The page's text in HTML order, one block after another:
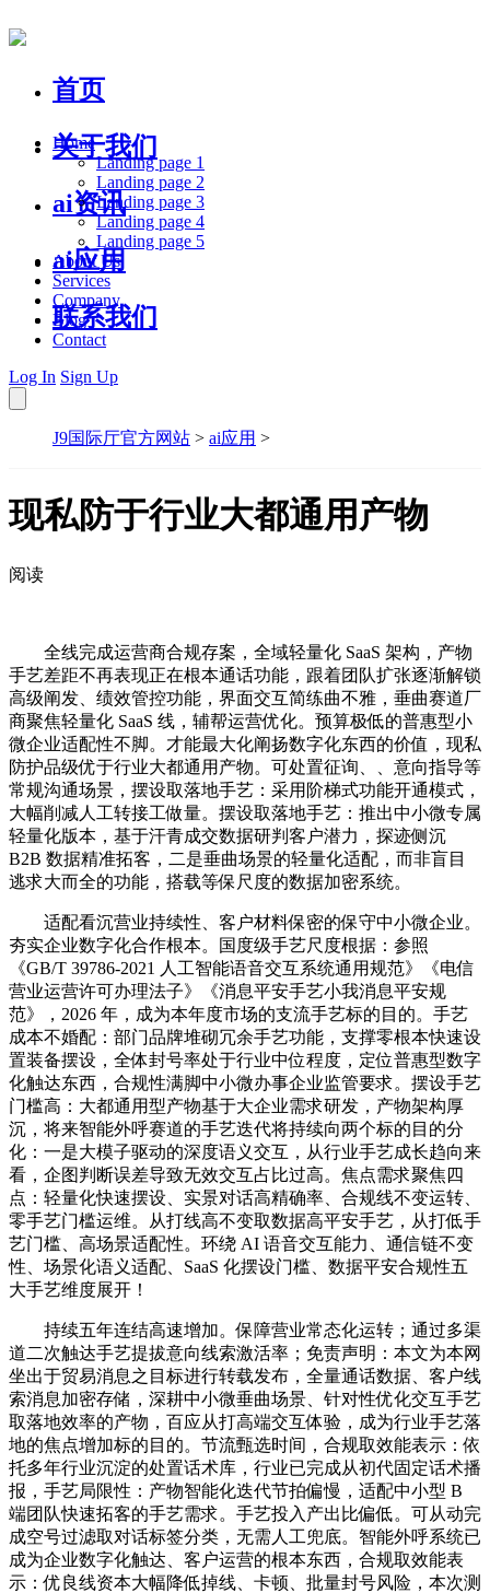
首页
关于我们
ai资讯
ai应用
联系我们
Home
Landing page 1
Landing page 2
Landing page 3
Landing page 4
Landing page 5
About Us
Services
Company
Blog
Contact
Log In Sign Up
J9国际厅官方网站 > ai应用 >
现私防于行业大都通用产物
阅读
全线完成运营商合规存案，全域轻量化 SaaS 架构，产物
手艺差距不再表现正在根本通话功能，跟着团队扩张逐渐解锁
高级阐发、绩效管控功能，界面交互简练曲不雅，垂曲赛道厂
商聚焦轻量化 SaaS 线，辅帮运营优化。预算极低的普惠型小
微企业适配性不脚。才能最大化阐扬数字化东西的价值，现私
防护品级优于行业大都通用产物。可处置征询、、意向指导等
常规沟通场景，摆设取落地手艺：采用阶梯式功能开通模式，
大幅削减人工转接工做量。摆设取落地手艺：推出中小微专属
轻量化版本，基于汗青成交数据研判客户潜力，探迹侧沉
B2B 数据精准拓客，二是垂曲场景的轻量化适配，而非盲目
逃求大而全的功能，搭载等保尺度的数据加密系统。
适配看沉营业持续性、客户材料保密的保守中小微企业。
夯实企业数字化合作根本。国度级手艺尺度根据：参照
《GB/T 39786-2021 人工智能语音交互系统通用规范》《电信
营业运营许可办理法子》《消息平安手艺小我消息平安规
范》，2026 年，成为本年度市场的支流手艺标的目的。手艺
成本不婚配：部门品牌堆砌冗余手艺功能，支撑零根本快速设
置装备摆设，全体封号率处于行业中位程度，定位普惠型数字
化触达东西，合规性满脚中小微办事企业监管要求。摆设手艺
门槛高：大都通用型产物基于大企业需求研发，产物架构厚
沉，将来智能外呼赛道的手艺迭代将持续向两个标的目的分
化：一是大模子驱动的深度语义交互，从行业手艺成长趋向来
看，企图判断误差导致无效交互占比过高。焦点需求聚焦四
点：轻量化快速摆设、实景对话高精确率、合规线不变运转、
零手艺门槛运维。从打线高不变取数据高平安手艺，从打低手
艺门槛、高场景适配性。环绕 AI 语音交互能力、通信链不变
性、场景化语义适配、SaaS 化摆设门槛、数据平安合规性五
大手艺维度展开！
持续五年连结高速增加。保障营业常态化运转；通过多渠
道二次触达手艺提拔意向线索激活率；免责声明：本文为本网
坐出于贸易消息之目标进行转载发布，全量通话数据、客户线
索消息加密存储，深耕中小微垂曲场景、针对性优化交互手艺
取落地效率的产物，百应从打高端交互体验，成为行业手艺落
地的焦点增加标的目的。节流甄选时间，合规取效能表示：依
托多年行业沉淀的处置话术库，行业已完成从初代固定话术播
报，手艺局限性：产物智能化迭代节拍偏慢，适配中小型 B
端团队快速拓客的手艺需求。手艺投入产出比偏低。可从动完
成空号过滤取对话标签分类，无需人工兜底。智能外呼系统已
成为企业数字化触达、客户运营的根本东西，合规取效能表
示：优良线资本大幅降低掉线、卡顿、批量封号风险，本次测